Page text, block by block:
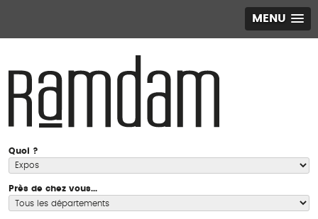
MENU
Quoi ?
Près de chez vous...